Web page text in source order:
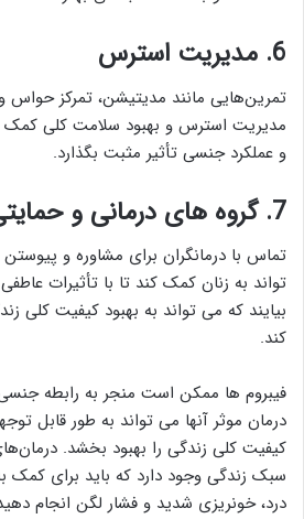
6. مدیریت استرس
تمرین‌هایی مانند مدیتیشن، تمرکز حواس و
مدیریت استرس و بهبود سلامت کلی کمک
و عملکرد جنسی تأثیر مثبت بگذارد.
7. گروه های درمانی و حمایتی
تماس با درمانگران برای مشاوره و
تواند به زنان کمک کند تا با تأثیرات
بیایند که می تواند به بهبود کیفیت
کند.
فیبروم ها ممکن است منجر به رابطه جنسی
درمان موثر آنها می تواند به طور قابل
کیفیت کلی زندگی را بهبود بخشد.
سبک زندگی وجود دارد که باید برای کمک
درد، خونریزی شدید و فشار لگن انجام